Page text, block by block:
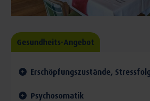
Gesundheits-Angebot
Erschöpfungszustände,
Psychosomatik